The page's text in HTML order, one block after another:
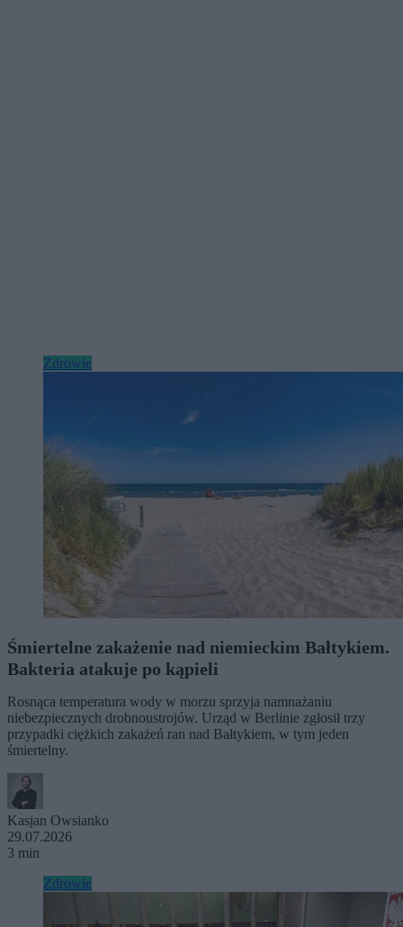
Zdrowie
Śmiertelne zakażenie nad niemieckim Bałtykiem.
Bakteria atakuje po kąpieli
Rosnąca temperatura wody w morzu sprzyja namnażaniu
niebezpiecznych drobnoustrojów. Urząd w Berlinie zgłosił trzy
przypadki ciężkich zakażeń ran nad Bałtykiem, w tym jeden
śmiertelny.
Kasjan Owsianko
29.07.2026
3 min
Zdrowie